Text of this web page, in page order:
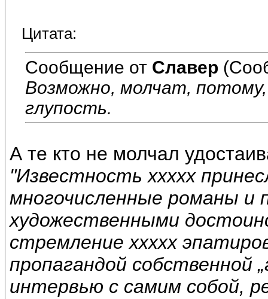
Цитата:
Сообщение от Славер
Возможно, молчат,
глупость.
А те кто не молчал
"Известность ххххх
многочисленные романы и
художественными
стремление ххххх
пропагандой собственной
интервью с самим собой,